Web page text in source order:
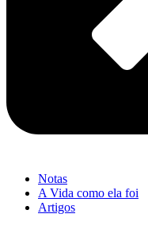
Notas
A Vida como ela foi
Artigos